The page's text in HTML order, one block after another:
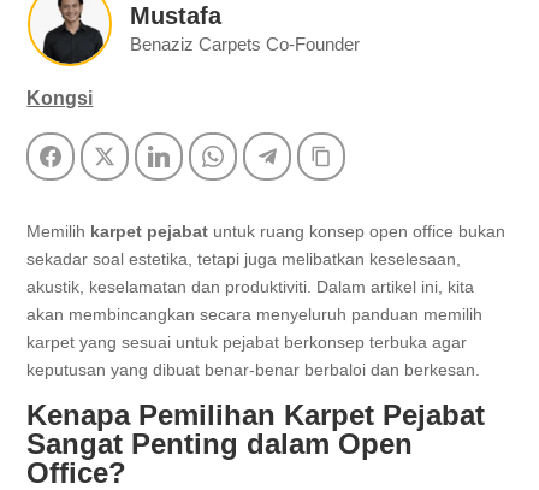
Mustafa
Benaziz Carpets Co-Founder
Kongsi
FacebookTwitter LinkedInWhatsAppTelegramCopy Link
Memilih karpet pejabat untuk ruang konsep open office bukan
sekadar soal estetika, tetapi juga melibatkan keselesaan,
akustik, keselamatan dan produktiviti. Dalam artikel ini, kita
akan membincangkan secara menyeluruh panduan memilih
karpet yang sesuai untuk pejabat berkonsep terbuka agar
keputusan yang dibuat benar-benar berbaloi dan berkesan.
Kenapa Pemilihan Karpet Pejabat
Sangat Penting dalam Open
Office?